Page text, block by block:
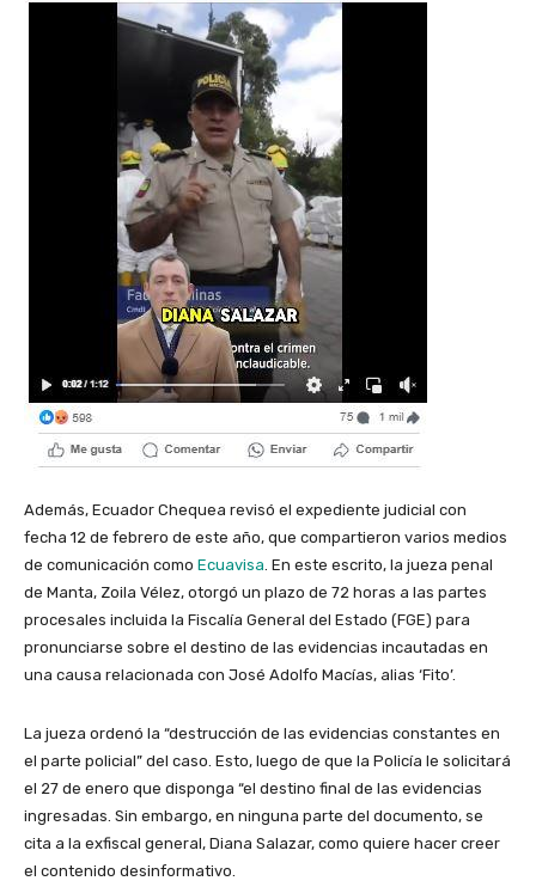
Además, Ecuador Chequea revisó el expediente judicial con
fecha 12 de febrero de este año, que compartieron varios medios
de comunicación como Ecuavisa . En este escrito, la jueza penal
de Manta, Zoila Vélez, otorgó un plazo de 72 horas a las partes
procesales incluida la Fiscalía General del Estado (FGE) para
pronunciarse sobre el destino de las evidencias incautadas en
una causa relacionada con José Adolfo Macías, alias ‘Fito’.
La jueza ordenó la “destrucción de las evidencias constantes en
el parte policial” del caso. Esto, luego de que la Policía le solicitará
el 27 de enero que disponga “el destino final de las evidencias
ingresadas. Sin embargo, en ninguna parte del documento, se
cita a la exfiscal general, Diana Salazar, como quiere hacer creer
el contenido desinformativo.